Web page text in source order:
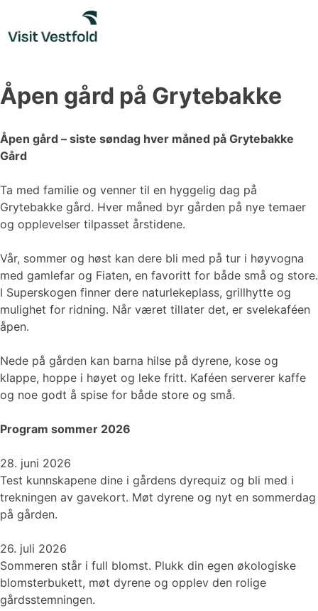
content
Åpen gård på Grytebakke
Åpen gård – siste søndag hver måned på Grytebakke
Gård
Ta med familie og venner til en hyggelig dag på
Grytebakke gård. Hver måned byr gården på nye temaer
og opplevelser tilpasset årstidene.
Vår, sommer og høst kan dere bli med på tur i høyvogna
med gamlefar og Fiaten, en favoritt for både små og store.
I Superskogen finner dere naturlekeplass, grillhytte og
mulighet for ridning. Når været tillater det, er svelekaféen
åpen.
Nede på gården kan barna hilse på dyrene, kose og
klappe, hoppe i høyet og leke fritt. Kaféen serverer kaffe
og noe godt å spise for både store og små.
Program sommer 2026
28. juni 2026
Test kunnskapene dine i gårdens dyrequiz og bli med i
trekningen av gavekort. Møt dyrene og nyt en sommerdag
på gården.
26. juli 2026
Sommeren står i full blomst. Plukk din egen økologiske
blomsterbukett, møt dyrene og opplev den rolige
gårdsstemningen.